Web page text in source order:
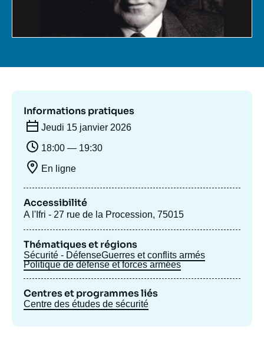
Se connecter
Nous soutenir
Informations pratiques
Jeudi 15 janvier 2026
18:00 — 19:30
En ligne
Accessibilité
A l'Ifri - 27 rue de la Procession, 75015
Thématiques et régions
Sécurité - DéfenseGuerres et conflits armés
Politique de défense et forces armées
Centres et programmes liés
Centre des études de sécurité